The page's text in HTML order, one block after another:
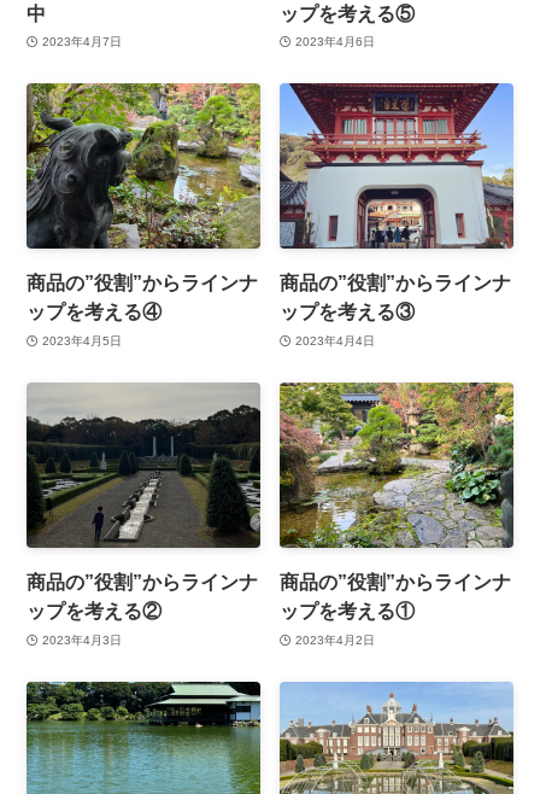
中
2023年4月7日
ップを考える⑤
2023年4月6日
商品の”役割”からラインナ
ップを考える④
2023年4月5日
商品の”役割”からラインナ
ップを考える③
2023年4月4日
商品の”役割”からラインナ
ップを考える②
2023年4月3日
商品の”役割”からラインナ
ップを考える①
2023年4月2日